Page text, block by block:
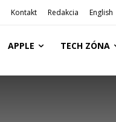
Kontakt Redakcia English
APPLE TECH ZÓNA